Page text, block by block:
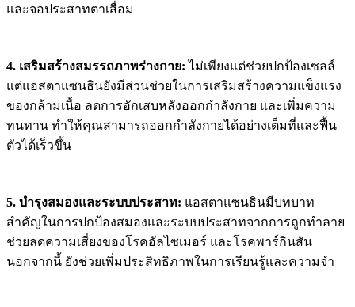
และจอประสาทตาเสื่อม
4. เสริมสร้างสมรรถภาพร่างกาย: ไม่เพียงแต่ช่วยปกป้องเซลล์
แต่แอสตาแซนธินยังมีส่วนช่วยในการเสริมสร้างความแข็งแรง
ของกล้ามเนื้อ ลดการอักเสบหลังออกกำลังกาย และเพิ่มความ
ทนทาน ทำให้คุณสามารถออกกำลังกายได้อย่างเต็มที่และฟื้น
ตัวได้เร็วขึ้น
5. บำรุงสมองและระบบประสาท: แอสตาแซนธินมีบทบาท
สำคัญในการปกป้องสมองและระบบประสาทจากการถูกทำลาย
ช่วยลดความเสี่ยงของโรคอัลไซเมอร์ และโรคพาร์กินสัน
นอกจากนี้ ยังช่วยเพิ่มประสิทธิภาพในการเรียนรู้และความจำ